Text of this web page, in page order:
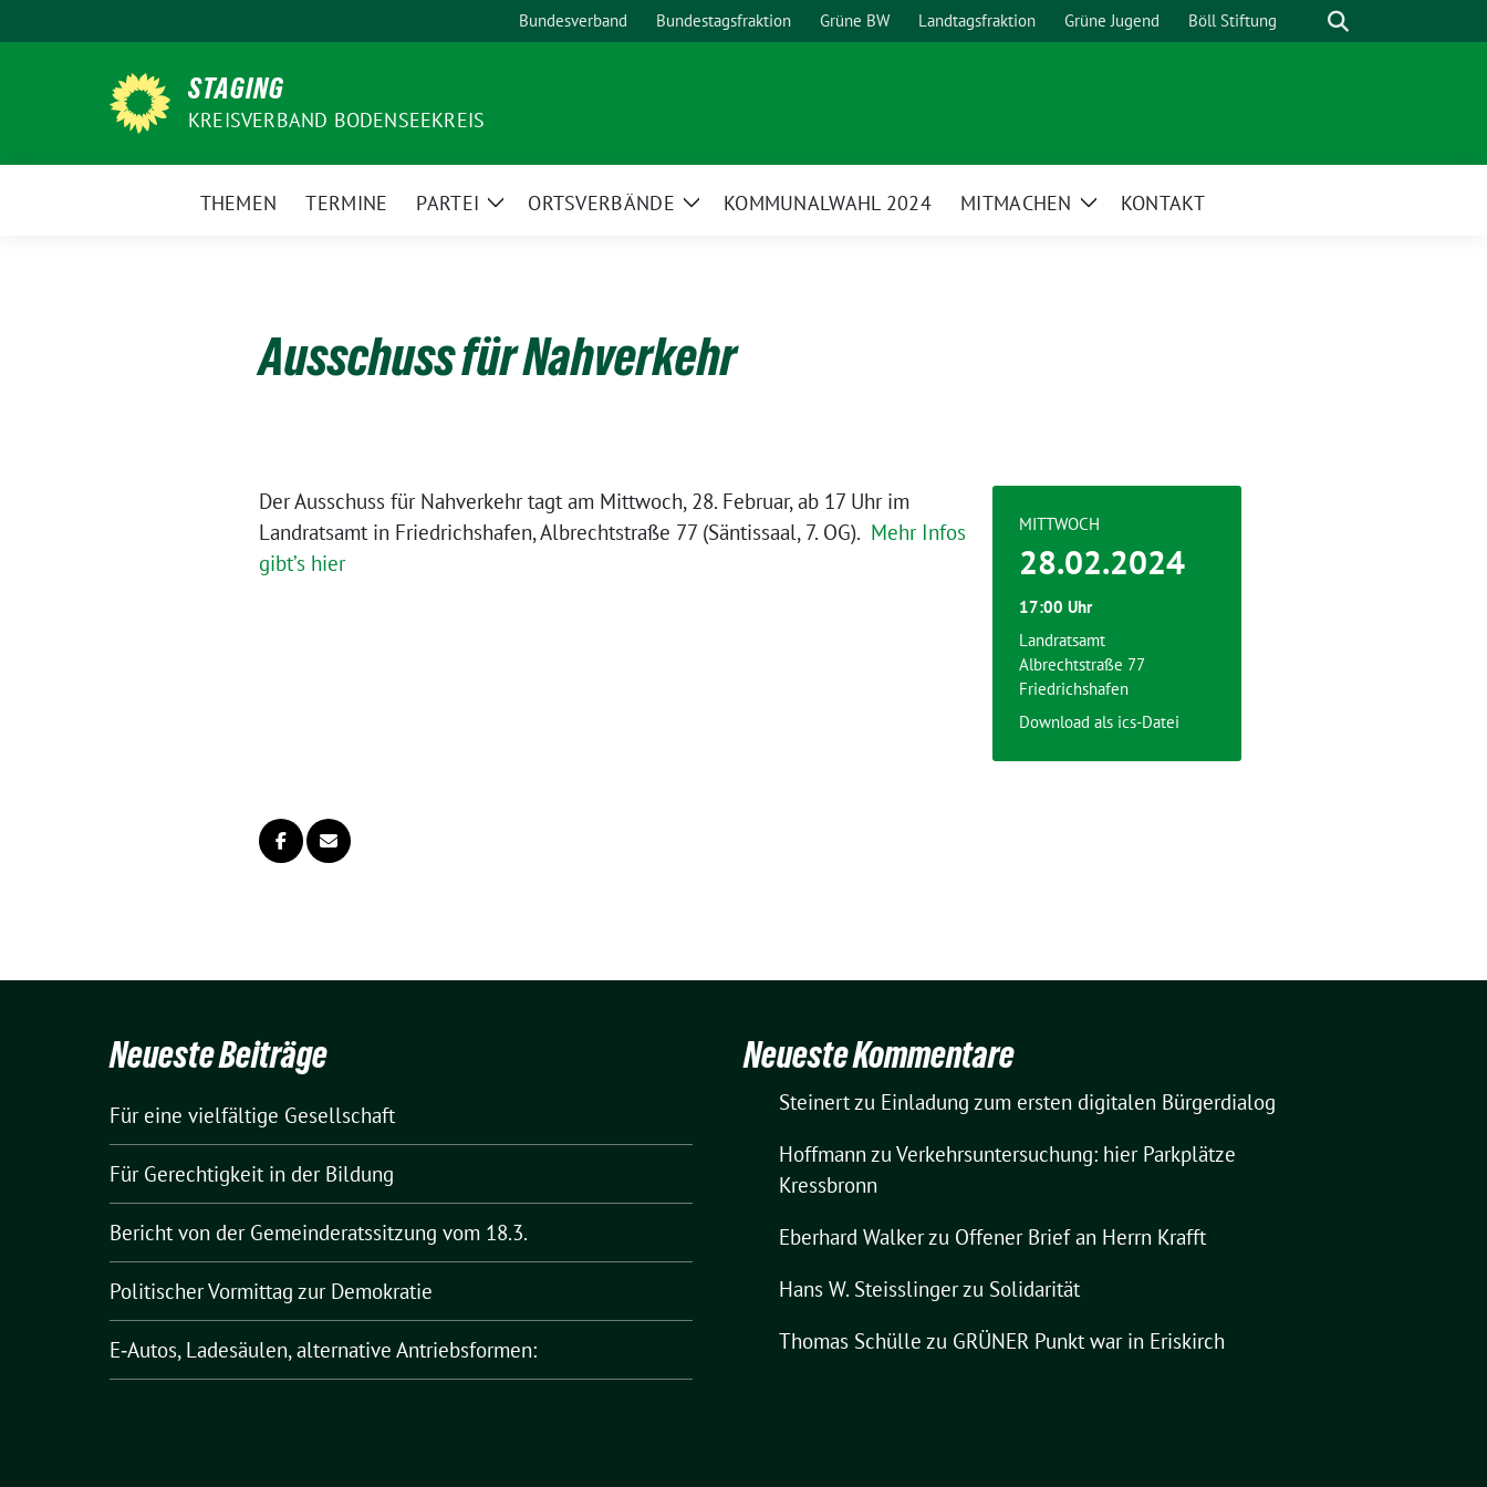
zum
Bundesverband Bundestagsfraktion Grüne BW Landtagsfraktion Grüne Jugend Böll Stiftung Suche
STAGING
KREISVERBAND BODENSEEKREIS
THEMEN TERMINE PARTEI
ZeigeORTSVERBÄNDE
ZeigeKOMMUNALWAHL 2024 MITMACHEN
ZeigeKONTAKT
Ausschuss für Nahverkehr
Der Ausschuss für Nahverkehr tagt am Mittwoch, 28. Februar, ab 17 Uhr im
Landratsamt in Friedrichshafen, Albrechtstraße 77 (Säntissaal, 7. OG). Mehr Infos
gibt’s hier
MITTWOCH
28.02.2024
17:00 Uhr
Landratsamt
Albrechtstraße 77
Friedrichshafen
Download als ics-Datei
Neueste Beiträge
Für eine vielfältige Gesellschaft
Für Gerechtigkeit in der Bildung
Bericht von der Gemeinderatssitzung vom 18.3.
Politischer Vormittag zur Demokratie
E‑Autos, Ladesäulen, alternative Antriebsformen:
Neueste Kommentare
Steinertzu Einladung zum ersten digitalen Bürgerdialog
Hoffmann zu Verkehrsuntersuchung: hier Parkplätze
Kressbronn
Eberhard Walkerzu Offener Brief an Herrn Krafft
Hans W. Steisslingerzu Solidarität
Thomas Schülle zu GRÜNER Punkt war in Eriskirch